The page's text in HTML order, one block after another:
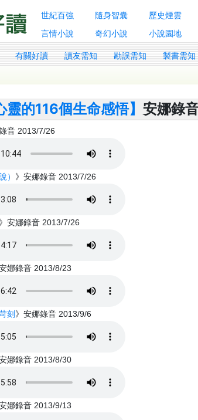
世紀百強 隨身智囊 歷史煙雲
言情小說
奇幻小說 小說園地
有關好讀 讀友需知 勘誤需知 製書需知
靈的116個生命感悟】安娜錄
音 2013/7/26
） 》安娜錄音 2013/7/26
》安娜錄音 2013/7/26
娜錄音 2013/8/23
刻 》安娜錄音 2013/9/6
娜錄音 2013/8/30
娜錄音 2013/9/13